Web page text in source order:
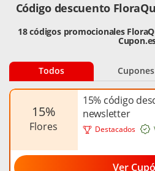
Código descuento
18 códigos promocionales
Todos Cupones
Destacados
15%
flores
15% código
newsletter
Ver